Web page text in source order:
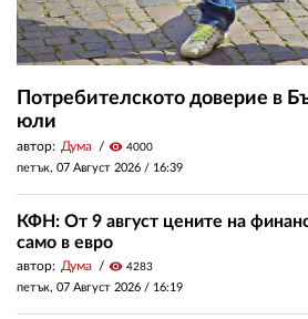
Потребителското доверие в
юли
автор: Дума visibility 4000
петък, 07 Август 2026 / 16:39
КФН: От 9 август цените на
само в евро
автор: Дума visibility 4283
петък, 07 Август 2026 / 16:19